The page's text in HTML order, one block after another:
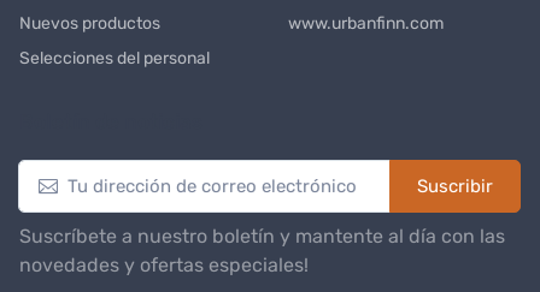
Nuevos productos
Selecciones del personal
www.urbanfinn.com
Suscribir
Suscríbete a nuestro boletín y mantente al día con las
novedades y ofertas especiales!